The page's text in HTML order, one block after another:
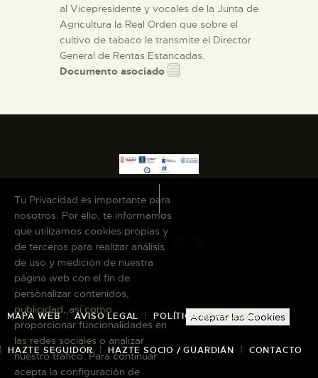
al Vicepresidente y vocales de la Junta de
Agricultura la Real Orden que sobre el
cultivo de tabaco le transmite el Director
General de Rentas Estancadas.
Documento asociado
MAPA WEB AVISO LEGAL POLÍTICA DE COOKIES
HAZTE SEGUIDOR HAZTE SOCIO / GUARDIÁN CONTACTO
Tu Privacidad es importante para
nosotros. Por ello, te informamos
que utilizamos cookies propias y
de terceros para realizar análisis
de uso y medición de nuestra
página web con el fin de
personalizar contenidos,
publicidad, así como
proporcionar funcionalidades en
las redes sociales o analizar
nuestro tráfico. Para continuar
acepta la configuración de
Aceptar las Cookies